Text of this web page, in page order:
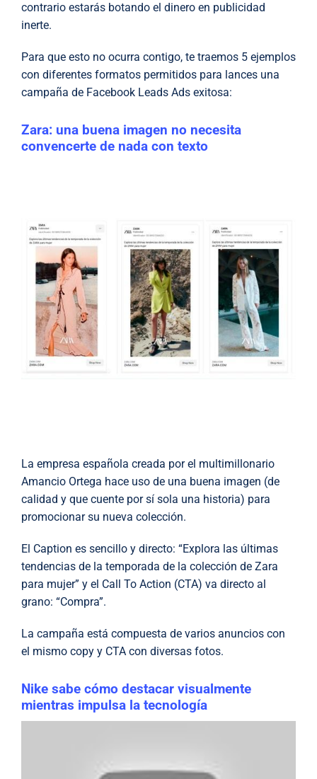
contrario estarás botando el dinero en publicidad
inerte.
Para que esto no ocurra contigo, te traemos 5 ejemplos
con diferentes formatos permitidos para lances una
campaña de Facebook Leads Ads exitosa:
Zara: una buena imagen no necesita
convencerte de nada con texto
La empresa española creada por el multimillonario
Amancio Ortega hace uso de una buena imagen (de
calidad y que cuente por sí sola una historia) para
promocionar su nueva colección.
El Caption es sencillo y directo: “Explora las últimas
tendencias de la temporada de la colección de Zara
para mujer” y el Call To Action (CTA) va directo al
grano: “Compra”.
La campaña está compuesta de varios anuncios con
el mismo copy y CTA con diversas fotos.
Nike sabe cómo destacar visualmente
mientras impulsa la tecnología